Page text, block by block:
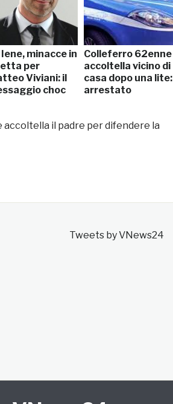
Iene, minacce in
per
Viviani: il
choc
Colleferro 62enne
accoltella vicino di
casa dopo una lite:
arrestato
accoltella il padre per difendere la
Tweets by VNews24